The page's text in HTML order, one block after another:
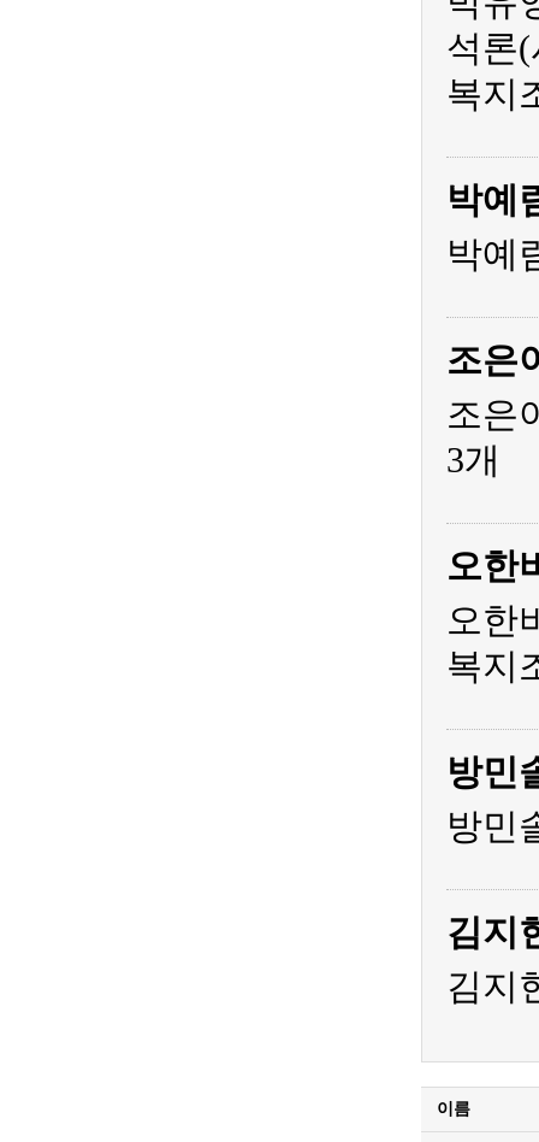
석론
복지
박예
박예
조은
조은
3개
오한
오한
복지
방민
방민
김지
김지
이름